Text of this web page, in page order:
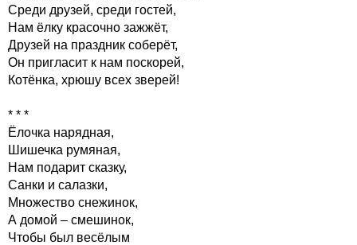
Среди друзей, среди гостей,
Нам ёлку красочно зажжёт,
Друзей на праздник соберёт,
Он пригласит к нам поскорей,
Котёнка, хрюшу всех зверей!
* * *
Ёлочка нарядная,
Шишечка румяная,
Нам подарит сказку,
Санки и салазки,
Множество снежинок,
А домой – смешинок,
Чтобы был весёлым